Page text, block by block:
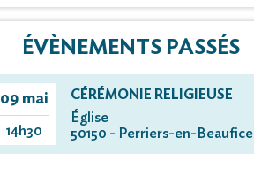
ÉVÈNEMENTS PASSÉS
09 mai
14h30
CÉRÉMONIE RELIGIEUSE
Église
50150 - Perriers-en-Beauficel